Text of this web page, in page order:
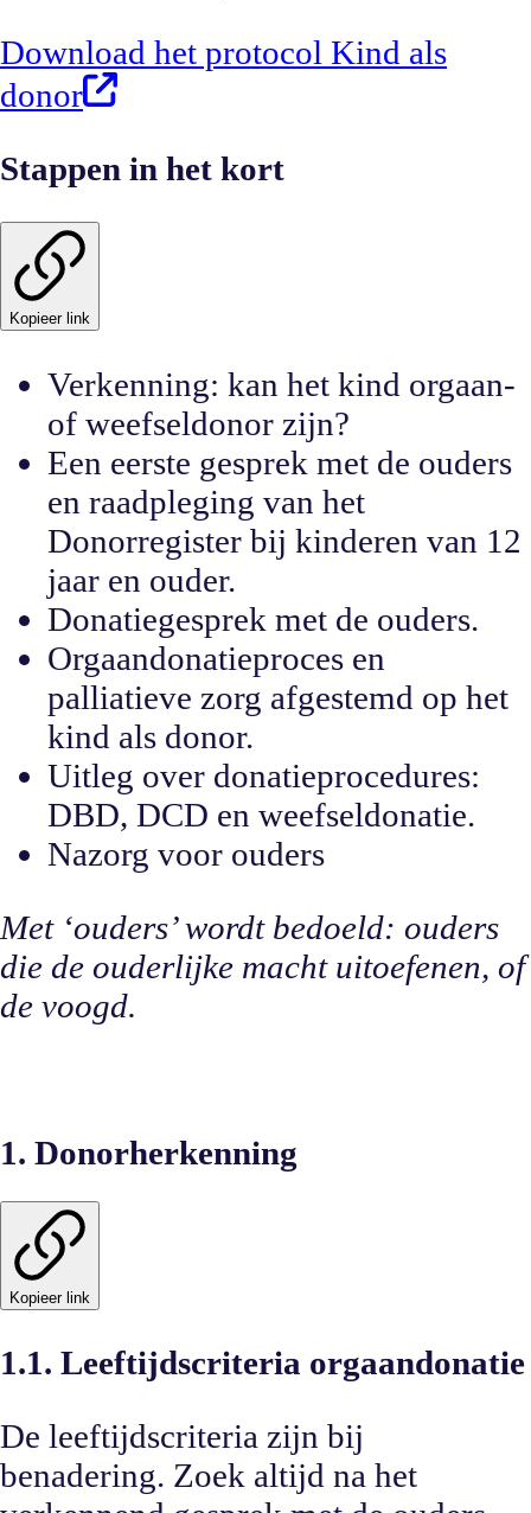
Download het protocol Kind als
donor
Stappen in het kort
Kopieer link
Verkenning: kan het kind orgaan-
of weefseldonor zijn?
Een eerste gesprek met de ouders
en raadpleging van het
Donorregister bij kinderen van 12
jaar en ouder.
Donatiegesprek met de ouders.
Orgaandonatieproces en
palliatieve zorg afgestemd op het
kind als donor.
Uitleg over donatieprocedures:
DBD, DCD en weefseldonatie.
Nazorg voor ouders
Met ‘ouders’ wordt bedoeld: ouders
die de ouderlijke macht uitoefenen, of
de voogd.
1. Donorherkenning
Kopieer link
1.1. Leeftijdscriteria orgaandonatie
De leeftijdscriteria zijn bij
benadering. Zoek altijd na het